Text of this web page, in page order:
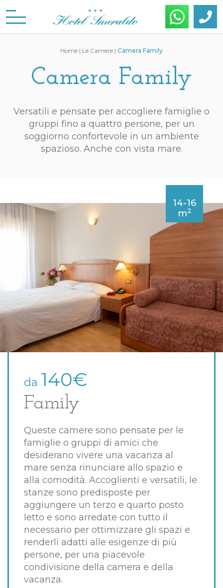
Home | Le Camere | Camera Family
Camera Family
Versatili e pensate per accogliere famiglie o
gruppi fino a quattro persone, per un
soggiorno confortevole in un ambiente
spazioso. Anche con vista mare.
da 140€
Family
Queste camere sono pensate per le
famiglie o gruppi di amici che
desiderano vivere una vacanza al
mare senza rinunciare allo spazio e
alla comodità. Accoglienti e versatili, le
stanze sono predisposte per
aggiungere un terzo e quarto posto
letto e sono arredate con tutto il
necessario per ottimizzare gli spazi e
renderli adatti alle esigenze di più
persone, per una piacevole
condivisione della camera e della
vacanza.
14-16
m2